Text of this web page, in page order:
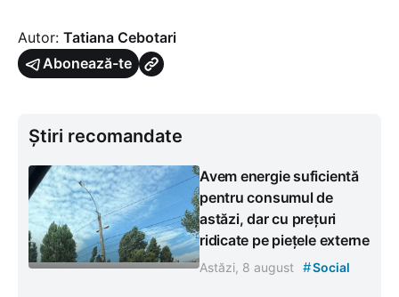
Autor: Tatiana Cebotari
Abonează-te
Știri recomandate
Avem energie suficientă
pentru consumul de
astăzi, dar cu prețuri
ridicate pe piețele externe
Astăzi, 8 august #Social